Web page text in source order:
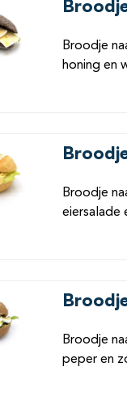
Broodje
honing en
Broodje
eiersalade
Broodje
peper en